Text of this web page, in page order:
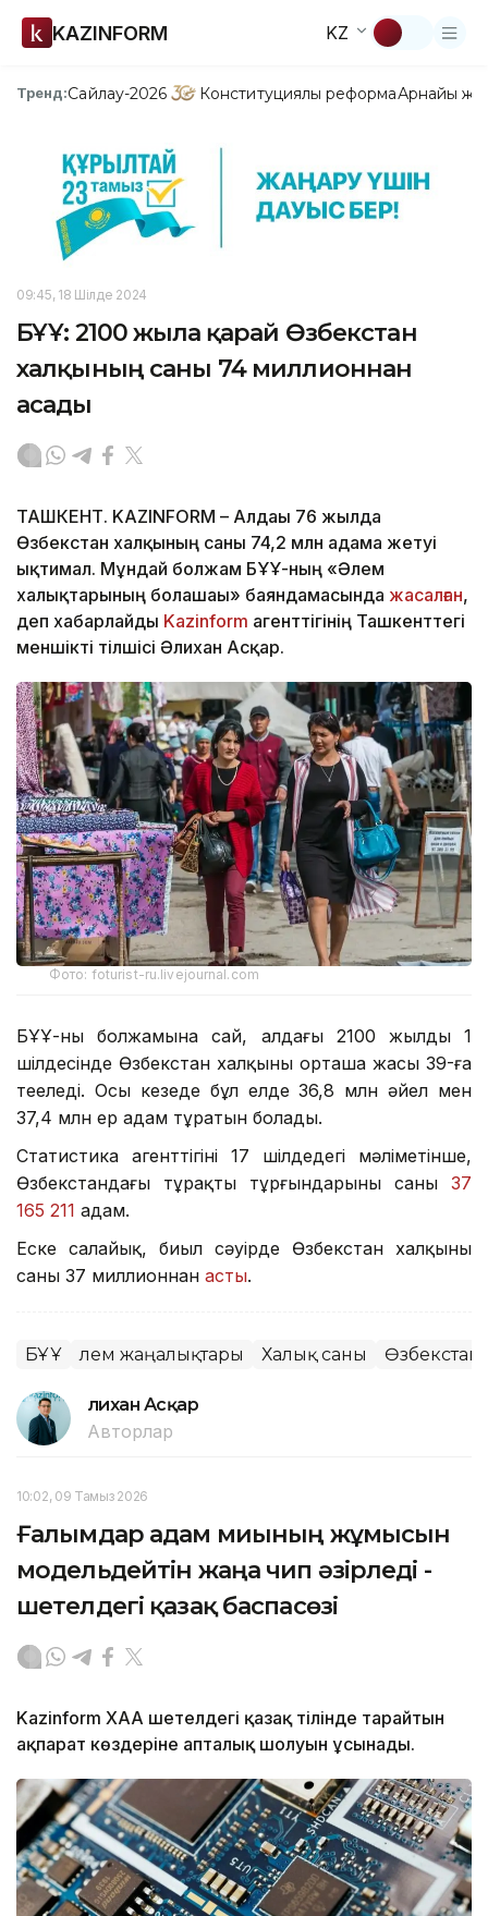
KAZINFORM KZ
Тренд:Сайлау-2026 Конституциялық реформаАрнайы
09:45, 18 Шілде 2024
БҰҰ: 2100 жылға қарай Өзбекстан
халқының саны 74 миллионнан
асады
ТАШКЕНТ. KAZINFORM – Алдағы 76 жылда
Өзбекстан халқының саны 74,2 млн адамға жетуі
ықтимал. Мұндай болжам БҰҰ-ның «Әлем
халықтарының болашағы» баяндамасында жасалған,
деп хабарлайды Kazinform агенттігінің Ташкенттегі
меншікті тілшісі Әлихан Асқар.
Фото: foturist-ru.livejournal.com
БҰҰ-ның болжамына сай, алдағы 2100 жылдың 1
шілдесінде Өзбекстан халқының орташа жасы 39-ға
теңеледі. Осы кезеңде бұл елде 36,8 млн әйел мен
37,4 млн ер адам тұратын болады.
Статистика агенттігінің 17 шілдедегі мәліметінше,
Өзбекстандағы тұрақты тұрғындарының саны 37
165 211 адам.
Еске салайық, биыл сәуірде Өзбекстан халқының
саны 37 миллионнан асты.
БҰҰ Әлем жаңалықтары Халық саны Өзбекстан
Әлихан Асқар
Авторлар
10:02, 09 Тамыз 2026
Ғалымдар адам миының жұмысын
модельдейтін жаңа чип әзірледі -
шетелдегі қазақ баспасөзі
Kazinform ХАА шетелдегі қазақ тілінде тарайтын
ақпарат көздеріне апталық шолуын ұсынады.